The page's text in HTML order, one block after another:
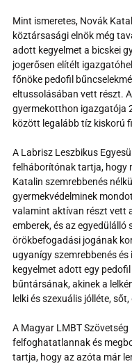
Mint ismeretes, Novák
köztársasági elnök még
adott kegyelmet a bicskei
jogerősen elítélt
főnöke pedofil
eltussolásában vett részt.
gyermekotthon igazgatója
között legalább tíz kiskorú
A Labrisz Leszbikus
felháborítónak tartja, hogy
Katalin szemrebbenés
gyermekvédelminek
valamint aktívan részt vett
emberek, és az egyedülálló
örökbefogadási jogának
ugyanígy szemrebbenés és
kegyelmet adott egy
bűntársának, akinek a
lelki és szexuális jólléte,
A Magyar LMBT Szövetség
felfoghatatlannak és
tartja, hogy az azóta már